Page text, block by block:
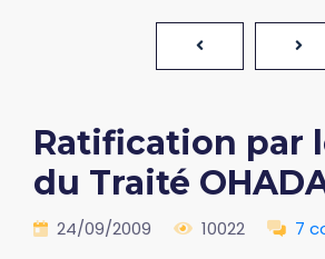
Ratification par
du Traité
24/09/2009 10022
7